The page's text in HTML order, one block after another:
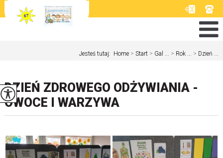
Jesteś tutaj: Home > Start > Gal ... > Rok ... > Dzień ...
DZIEŃ ZDROWEGO ODŻYWIANIA -
OWOCE I WARZYWA